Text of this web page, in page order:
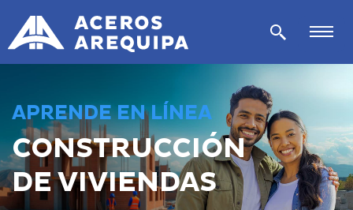
APRENDE EN LÍNEA
CONSTRUCCIÓN
DE VIVIENDAS